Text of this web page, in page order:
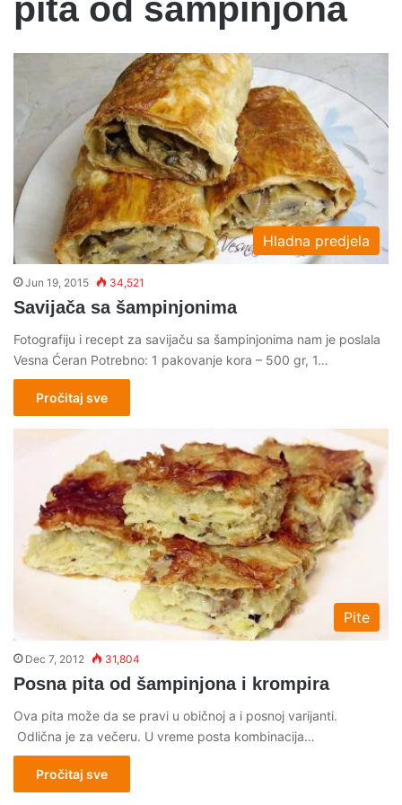
pita od šampinjona
Hladna predjela
Jun 19, 2015 34,521
Savijača sa šampinjonima
Fotografiju i recept za savijaču sa šampinjonima nam je poslala
Vesna Ćeran Potrebno: 1 pakovanje kora – 500 gr, 1…
Pročitaj sve
Pite
Dec 7, 2012 31,804
Posna pita od šampinjona i krompira
Ova pita može da se pravi u običnoj a i posnoj varijanti.
Odlična je za večeru. U vreme posta kombinacija…
Pročitaj sve